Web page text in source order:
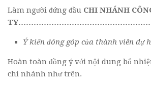
Làm người đứng đầu CHI NHÁNH
TY
Ý kiến đóng góp của thành viên dự
Hoàn toàn đồng ý với nội dung bổ
chi nhánh như trên.